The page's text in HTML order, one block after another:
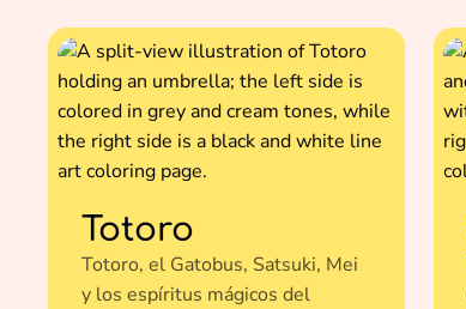
Totoro
Totoro, el Gatobus, Satsuki, Mei
y los espíritus mágicos del